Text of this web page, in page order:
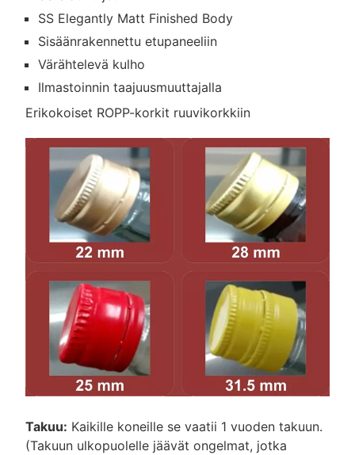
SS Elegantly Matt Finished Body
Sisäänrakennettu etupaneeliin
Värähtelevä kulho
Ilmastoinnin taajuusmuuttajalla
Erikokoiset ROPP-korkit ruuvikorkkiin
Takuu: Kaikille koneille se vaatii 1 vuoden takuun.
(Takuun ulkopuolelle jäävät ongelmat, jotka